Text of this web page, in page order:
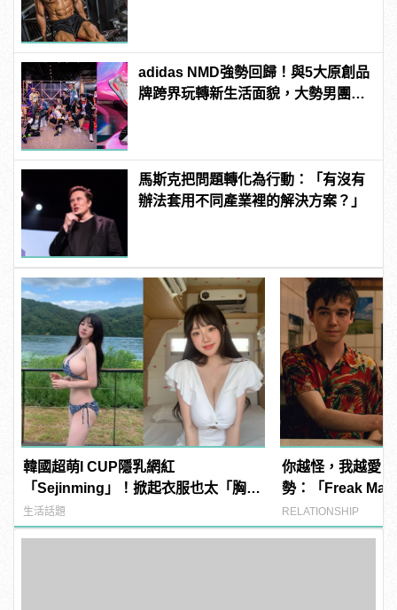
adidas NMD強勢回歸！與5大原創品
牌跨界玩轉新生活面貌，大勢男團
馬斯克把問題轉化為行動：「有沒有
辦法套用不同產業裡的解決方案？」
韓國超萌I CUP隱乳網紅
「Sejinming」！掀起衣服也太「胸」
了吧！ | manfashion這樣變型男
生活話題
你越怪，我越愛
勢：「Freak
特越有魅力
RELATIONSHIP